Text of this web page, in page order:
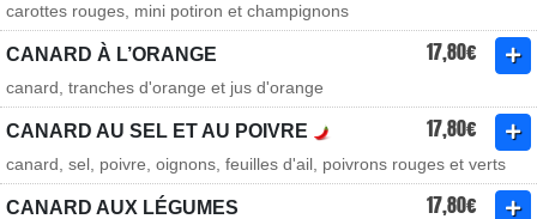
carottes rouges, mini potiron et champignons
CANARD À L’ORANGE 17,80€
canard, tranches d'orange et jus d'orange
CANARD AU SEL ET AU POIVRE 17,80€
canard, sel, poivre, oignons, feuilles d'ail, poivrons rouges et verts
CANARD AUX LÉGUMES 17,80€